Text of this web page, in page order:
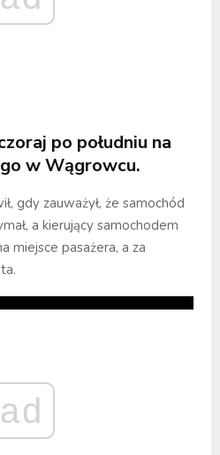
po południu na
w Wągrowcu.
gdy zauważył, że samochód
a kierujący samochodem
miejsce pasażera, a za
ad